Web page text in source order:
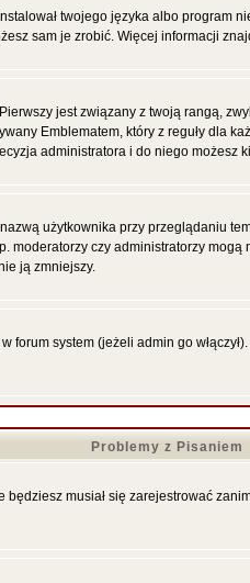
twojego języka albo program
sam je zrobić. Więcej informacji
jest związany z twoją rangą,
Emblematem, który z reguły dla
administratora i do niego możesz
użytkownika przy przeglądaniu
moderatorzy czy administratorzy
ją zmniejszy.
system (jeżeli admin go
Problemy z Pisaniem
musiał się zarejestrować